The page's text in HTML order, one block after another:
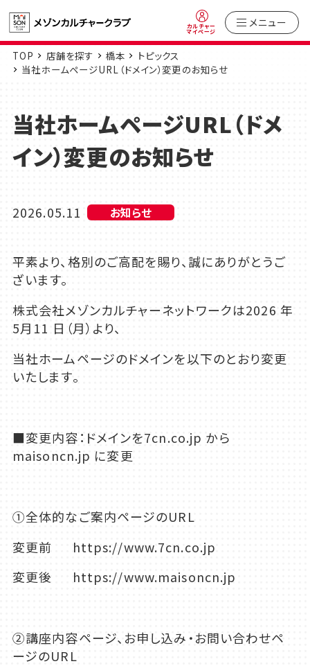
カルチャー
マイページ
メニュー
TOP 店舗を探す 橋本
トピックス
当社ホームページURL（ドメイン）変更のお知らせ
当社ホームページURL（ドメ
イン）変更のお知らせ
2026.05.11 お知らせ
平素より、格別のご高配を賜り、誠にありがとうご
ざいます。
株式会社メゾンカルチャーネットワークは2026 年
5月11 日（月）より、
当社ホームページのドメインを以下のとおり変更
いたします。
■変更内容：ドメインを7cn.co.jp から
maisoncn.jp に変更
①全体的なご案内ページのURL
変更前 https://www.7cn.co.jp
変更後 https://www.maisoncn.jp
②講座内容ページ、お申し込み・お問い合わせペ
ージのURL